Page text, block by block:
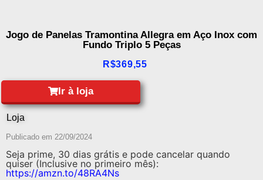
Jogo de Panelas Tramontina Allegra em Aço Inox com
Fundo Triplo 5 Peças
R$369,55
Ir à loja
Loja
Publicado em 22/09/2024
Seja prime, 30 dias grátis e pode cancelar quando
quiser (Inclusive no primeiro mês):
https://amzn.to/48RA4Ns